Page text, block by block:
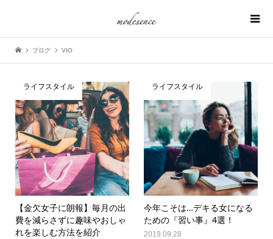
ブログ VIO
ライフスタイル
【金欠女子に朗報】毎月の出
費を減らさずに趣味やおしゃ
れを楽しむ方法を紹介
ライフスタイル
今年こそは…デキる女になる
ための『習い事』4選！
2019.09.28